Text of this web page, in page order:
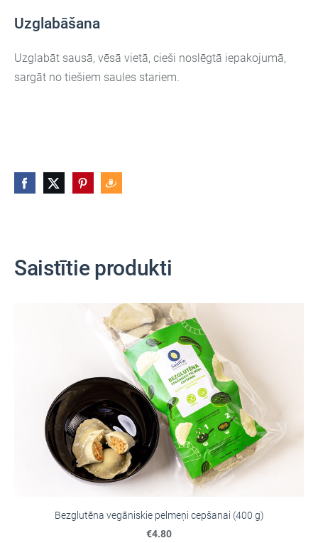
Uzglabāšana
Uzglabāt sausā, vēsā vietā, cieši noslēgtā iepakojumā,
sargāt no tiešiem saules stariem.
Saistītie produkti
Bezglutēna vegāniskie pelmeņi cepšanai (400 g)
€4.80